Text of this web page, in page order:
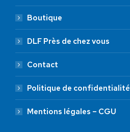
Boutique
DLF Près de chez vous
Contact
Politique de confidentialité
Mentions légales – CGU